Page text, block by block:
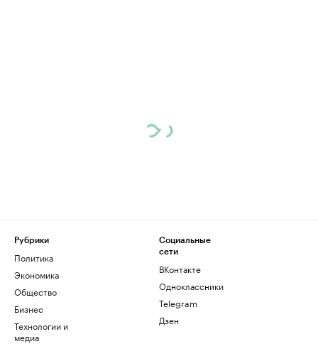
Рубрики
Политика
Экономика
Общество
Бизнес
Технологии и
медиа
Социальные
сети
ВКонтакте
Одноклассники
Telegram
Дзен